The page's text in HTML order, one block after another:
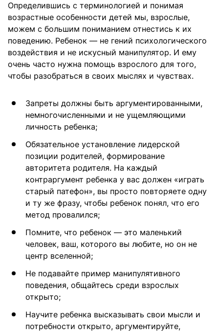
Определившись с терминологией и понимая
возрастные особенности детей мы, взрослые,
можем с большим пониманием отнестись к их
поведению. Ребенок — не гений психологического
воздействия и не искусный манипулятор. И ему
очень часто нужна помощь взрослого для того,
чтобы разобраться в своих мыслях и чувствах.
Запреты должны быть аргументированными,
немногочисленными и не ущемляющими
личность ребенка;
Обязательное установление лидерской
позиции родителей, формирование
авторитета родителя. На каждый
контраргумент ребенка у вас должен «играть
старый патефон», вы просто повторяете одну
и ту же фразу, чтобы ребенок понял, что его
метод провалился;
Помните, что ребенок — это маленький
человек, ваш, которого вы любите, но он не
центр вселенной;
Не подавайте пример манипулятивного
поведения, общайтесь среди взрослых
открыто;
Научите ребенка высказывать свои мысли и
потребности открыто, аргументируйте,